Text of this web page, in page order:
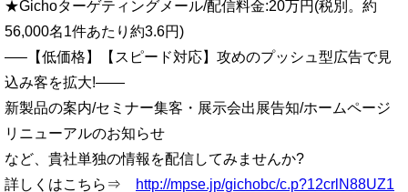
★Gichoターゲティングメール/配信料金:20万円(税別。約
56,000名1件あたり約3.6円)
—–【低価格】【スピード対応】攻めのプッシュ型広告で見
込み客を拡大!——
新製品の案内/セミナー集客・展示会出展告知/ホームページ
リニューアルのお知らせ
など、貴社単独の情報を配信してみませんか?
詳しくはこちら⇒
http://mpse.jp/gichobc/c.p?12crlN88UZ1